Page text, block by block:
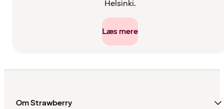
Helsinki.
Læs mere
Om Strawberry